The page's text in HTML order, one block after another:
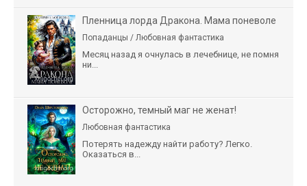
Пленница лорда Дракона. Мама поневоле
Попаданцы / Любовная фантастика
Месяц назад я очнулась в лечебнице, не помня
ни...
Осторожно, темный маг не женат!
Любовная фантастика
Потерять надежду найти работу? Легко.
Оказаться в...